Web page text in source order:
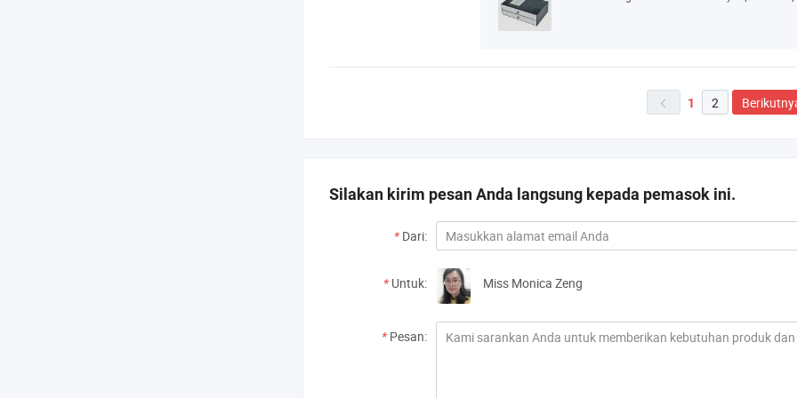
 1 2
Silakan kirim pesan Anda langsung kepada pemasok ini.
* Dari:
* Untuk: Miss Monica Zeng
* Pesan: